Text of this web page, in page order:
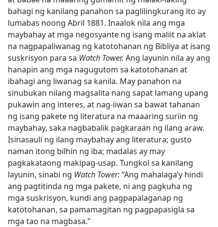
bahagi ng kanilang panahon sa paglilingkurang ito ay
lumabas noong Abril 1881. Inaalok nila ang mga
maybahay at mga negosyante ng isang maliit na aklat
na nagpapaliwanag ng katotohanan ng Bibliya at isang
suskrisyon para sa Watch Tower. Ang layunin nila ay ang
hanapin ang mga nagugutom sa katotohanan at
ibahagi ang liwanag sa kanila. May panahon na
sinubukan nilang magsalita nang sapat lamang upang
pukawin ang interes, at nag-iiwan sa bawat tahanan
ng isang pakete ng literatura na maaaring suriin ng
maybahay, saka nagbabalik pagkaraan ng ilang araw.
Isinasauli ng ilang maybahay ang literatura; gusto
naman itong bilhin ng iba; madalas ay may
pagkakataong makipag-usap. Tungkol sa kanilang
layunin, sinabi ng Watch Tower:“Ang mahalaga’y hindi
ang pagtitinda ng mga pakete, ni ang pagkuha ng
mga suskrisyon, kundi ang pagpapalaganap ng
katotohanan, sa pamamagitan ng pagpapasigla sa
mga tao na magbasa.”